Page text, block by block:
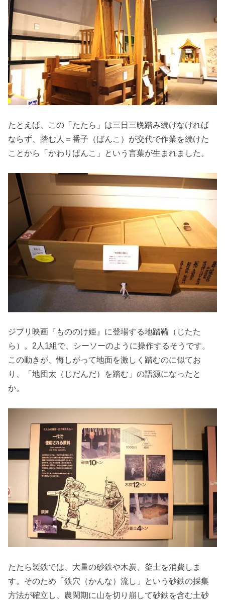
たとえば、この「たたら」は三日三晩踏み続けなければ
ならず、踏む人＝番子（ばんこ）が交代で作業を続けた
ことから「かわりばんこ」という言葉が生まれました。
ジブリ映画『もののけ姫』に登場する地踏鞴（じたた
ら）。2人1組で、シーソーのように操作するそうです。
この動きが、悔しがって地面を激しく踏むのに似てお
り、「地団太（じだんだ）を踏む」の語源になったと
か。
たたら製鉄では、大量の砂鉄や木炭、釜土を消費しま
す。そのため「鉄穴（かんな）流し」という砂鉄の採集
方法が確立し、農閑期に山を切り崩して砂鉄を含む土砂